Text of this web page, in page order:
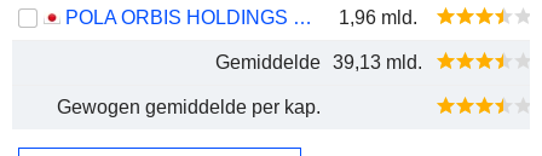
POLA ORBIS HOLDINGS INC. 1,96 mld.
Gemiddelde 39,13 mld.
Gewogen gemiddelde per kap.